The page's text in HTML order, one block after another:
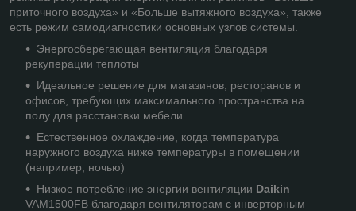
приточного воздуха» и «Больше вытяжного воздуха», также
есть режим самодиагностики основных узлов системы.
Энергосберегающая вентиляция благодаря
рекуперации теплоты
Идеальное решение для магазинов, ресторанов и
офисов, требующих максимального пространства на
полу для расстановки мебели
Естественное охлаждение, когда температура
наружного воздуха ниже температуры в помещении
(например, ночью)
Низкое потребление энергии вентиляции Daikin
VAM1500FВ благодаря вентиляторам с инверторным